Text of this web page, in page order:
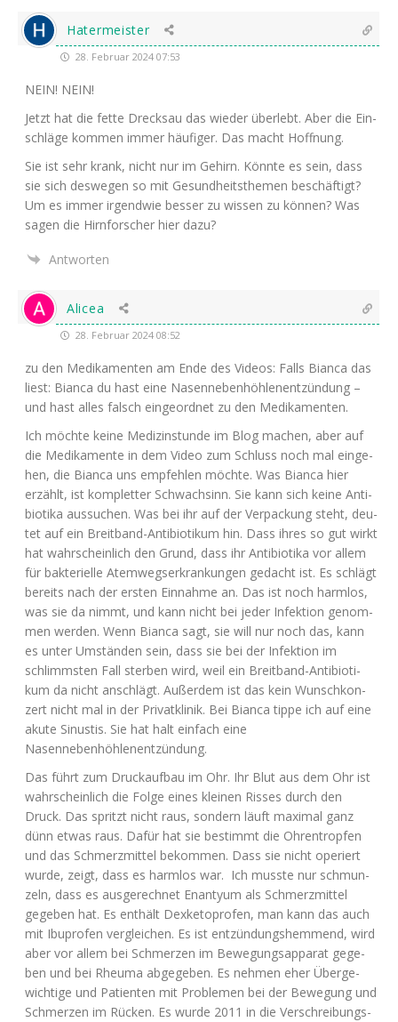
Hatermeister
28. Februar 2024 07:53
NEIN! NEIN!
Jetzt hat die fet­te Dreck­sau das wie­der über­lebt. Aber die Ein­
schlä­ge kom­men immer häu­fi­ger. Das macht Hoffnung.
Sie ist sehr krank, nicht nur im Gehirn. Könn­te es sein, dass
sie sich des­we­gen so mit Gesund­heits­the­men beschäf­tigt?
Um es immer irgend­wie bes­ser zu wis­sen zu kön­nen? Was
sagen die Hirn­for­scher hier dazu?
Antworten
Alicea
28. Februar 2024 08:52
zu den Medi­ka­men­ten am Ende des Vide­os: Falls Bian­ca das
liest: Bian­ca du hast eine Nasen­ne­ben­höh­len­ent­zün­dung –
und hast alles falsch ein­ge­ord­net zu den Medikamenten.
Ich möch­te kei­ne Medi­zinstun­de im Blog machen, aber auf
die Medi­ka­men­te in dem Video zum Schluss noch mal ein­ge­
hen, die Bian­ca uns emp­feh­len möch­te. Was Bian­ca hier
erzählt, ist kom­plet­ter Schwach­sinn. Sie kann sich kei­ne Anti­
bio­ti­ka aus­su­chen. Was bei ihr auf der Ver­pa­ckung steht, deu­
tet auf ein Breit­band-Anti­bio­ti­kum hin. Dass ihres so gut wirkt
hat wahr­schein­lich den Grund, dass ihr Anti­bio­ti­ka vor allem
für bak­te­ri­el­le Atem­wegs­er­kran­kun­gen gedacht ist. Es schlägt
bereits nach der ers­ten Ein­nah­me an. Das ist noch harm­los,
was sie da nimmt, und kann nicht bei jeder Infek­ti­on genom­
men wer­den. Wenn Bian­ca sagt, sie will nur noch das, kann
es unter Umstän­den sein, dass sie bei der Infek­ti­on im
schlimms­ten Fall ster­ben wird, weil ein Breit­band-Anti­bio­ti­
kum da nicht anschlägt. Außer­dem ist das kein Wunsch­kon­
zert nicht mal in der Pri­vat­kli­nik. Bei Bian­ca tip­pe ich auf eine
aku­te Sinus­tis. Sie hat halt ein­fach eine
Nasennebenhöhlenentzündung.
Das führt zum Druck­auf­bau im Ohr. Ihr Blut aus dem Ohr ist
wahr­schein­lich die Fol­ge eines klei­nen Ris­ses durch den
Druck. Das spritzt nicht raus, son­dern läuft maxi­mal ganz
dünn etwas raus. Dafür hat sie bestimmt die Ohren­trop­fen
und das Schmerz­mit­tel bekom­men. Dass sie nicht ope­riert
wur­de, zeigt, dass es harm­los war. Ich muss­te nur schmun­
zeln, dass es aus­ge­rech­net Enan­ty­um als Schmerz­mit­tel
gege­ben hat. Es ent­hält Dex­ke­to­profen, man kann das auch
mit Ibu­profen ver­glei­chen. Es ist ent­zün­dungs­hem­mend, wird
aber vor allem bei Schmer­zen im Bewe­gungs­ap­pa­rat gege­
ben und bei Rheu­ma abge­ge­ben. Es neh­men eher Über­ge­
wich­ti­ge und Pati­en­ten mit Pro­ble­men bei der Bewe­gung und
Schmer­zen im Rücken. Es wur­de 2011 in die Ver­schrei­bungs­